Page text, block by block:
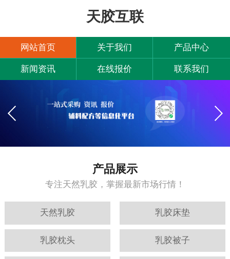
天胶互联
网站首页 关于我们 产品中心
新闻资讯 在线报价 联系我们
产品展示
专注天然乳胶，掌握最新市场行情！
天然乳胶 乳胶床垫
乳胶枕头 乳胶被子